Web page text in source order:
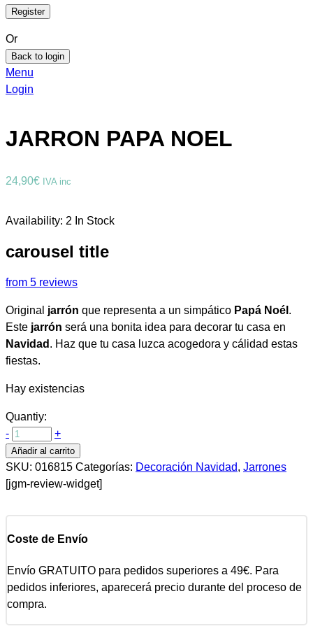
Or
Back to login
Menu
Login
JARRON PAPA NOEL
24,90€ IVA inc
Availability: 2 In Stock
carousel title
from 5 reviews
Original jarrón que representa a un simpático Papá Noél .
Este jarrón será una bonita idea para decorar tu casa en
Navidad . Haz que tu casa luzca acogedora y cálidad estas
fiestas.
Hay existencias
Quantiy:
-
+
Añadir al carrito
SKU: 016815 Categorías: Decoración Navidad, Jarrones
[jgm-review-widget]
Coste de Envío
Envío GRATUITO para pedidos superiores a 49€. Para
pedidos inferiores, aparecerá precio durante del proceso de
compra.